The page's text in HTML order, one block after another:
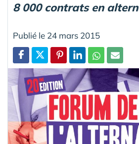
8 000 contrats en
Publié le 24 mars 2015
Partager